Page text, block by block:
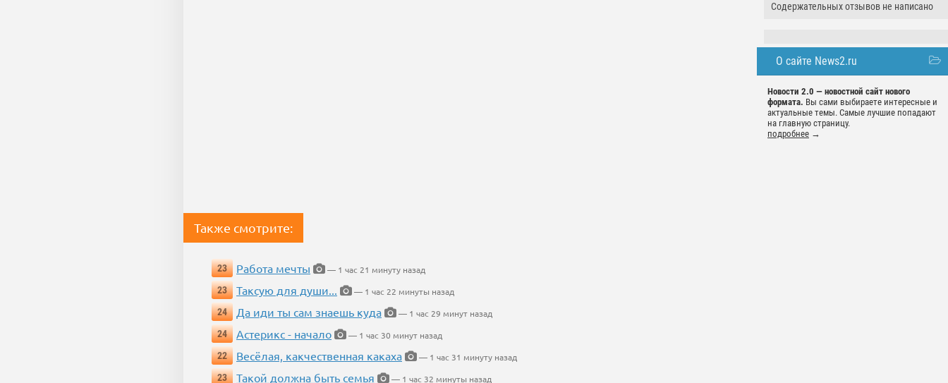
Содержательных отзывов не написано
О сайте News2.ru
Новости 2.0 — новостной сайт нового
формата. Вы сами выбираете интересные и
актуальные темы. Самые лучшие попадают
на главную страницу.
подробнее →
Также смотрите:
23 Работа мечты
— 1 час 21 минуту назад
23
Таксую для души...
— 1 час 22 минуты назад
24
Да иди ты сам знаешь куда
— 1 час 29 минут назад
24
Астерикс - начало
— 1 час 30 минут назад
22
Весёлая, какчественная какаха
— 1 час 31 минуту назад
23
Такой должна быть семья
— 1 час 32 минуты назад